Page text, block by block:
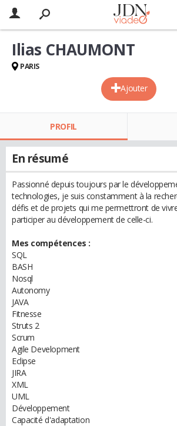
Ajouter
Ilias CHAUMONT
PARIS
PROFIL
En résumé
Passionné depuis toujours par le
technologies, je suis constamment à la
défis et de projets qui me permettront de
participer au développement de celle-ci.
Mes compétences :
SQL
BASH
Nosql
Autonomy
JAVA
Fitnesse
Struts 2
Scrum
Agile Development
Eclipse
JIRA
XML
UML
Développement
Capacité d'adaptation